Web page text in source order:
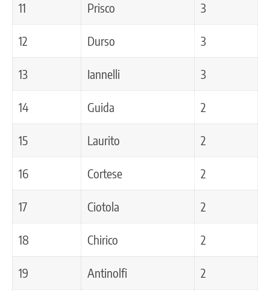
11 Prisco 3
12 Durso 3
13 Iannelli 3
14 Guida 2
15 Laurito 2
16 Cortese 2
17 Ciotola 2
18 Chirico 2
19 Antinolfi 2